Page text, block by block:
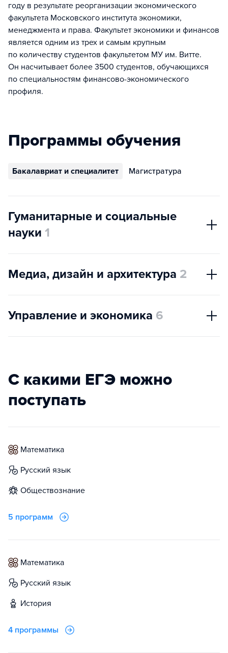
году в результате реорганизации экономического
факультета Московского института экономики,
менеджмента и права. Факультет экономики и финансов
является одним из трех и самым крупным
по количеству студентов факультетом МУ им. Витте.
Он насчитывает более 3500 студентов, обучающихся
по специальностям финансово-экономического
профиля.
Программы обучения
Бакалавриат и специалитет Магистратура
Гуманитарные и социальные
науки 1
Медиа, дизайн и архитектура 2
Управление и экономика 6
С какими ЕГЭ можно
поступать
математика
русский язык
обществознание
5 программ
математика
русский язык
история
4 программы